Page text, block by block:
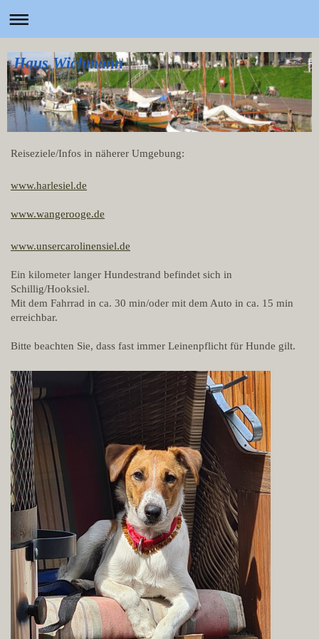
Haus Wichmann
Reiseziele/Infos in näherer Umgebung:
www.harlesiel.de
www.wangerooge.de
www.unsercarolinensiel.de
Ein kilometer langer Hundestrand befindet sich in
Schillig/Hooksiel.
Mit dem Fahrrad in ca. 30 min/oder mit dem Auto in ca. 15 min
erreichbar.
Bitte beachten Sie, dass fast immer Leinenpflicht für Hunde gilt.